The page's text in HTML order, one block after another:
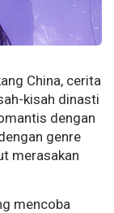
China, cerita
kisah dinasti
dengan
genre
merasakan
mencoba